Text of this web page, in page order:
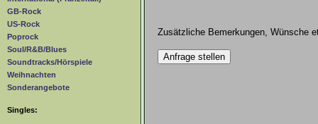
GB-Rock
US-Rock
Poprock
Soul/R&B/Blues
Soundtracks/Hörspiele
Weihnachten
Sonderangebote
Singles:
Zusätzliche Bemerkungen, Wünsche